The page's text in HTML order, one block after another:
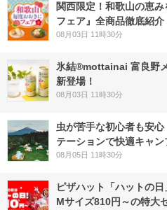
関西限定！和歌山の恵
フェア』全商品徹底紹介
08月03日 11時30分
氷結®mottainai 富良野
新登場！
08月03日 11時30分
虫が苦手な初心者も安
テーションで快適キャン
08月05日 11時30分
ピザハット「ハットの
Mサイズ810円～の特大